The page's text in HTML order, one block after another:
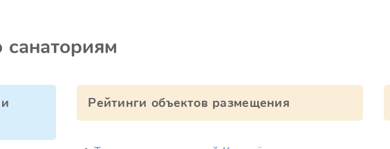
Рейтинги объектов размещения